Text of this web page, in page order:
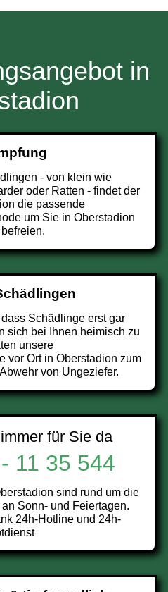
in
- von klein wie
oder Ratten - findet der
die passende
um Sie in Oberstadion
Schädlinge erst gar
sich bei Ihnen heimisch zu
unsere
vor Ort in Oberstadion zum
von Ungeziefer.
für Sie da
11 35 544
sind rund um die
Sonn- und Feiertagen.
24h-Hotline und 24h-